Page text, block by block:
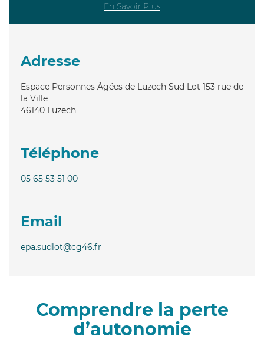
En Savoir Plus
Adresse
Espace Personnes Âgées de Luzech Sud Lot 153 rue de
la Ville
46140 Luzech
Téléphone
05 65 53 51 00
Email
epa.sudlot@cg46.fr
Comprendre la perte
d’autonomie